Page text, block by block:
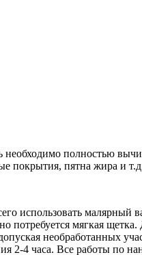
полностью
покрытия, пятна жира и
использовать
потребуется мягкая
необработанных
2-4 часа. Все работы по